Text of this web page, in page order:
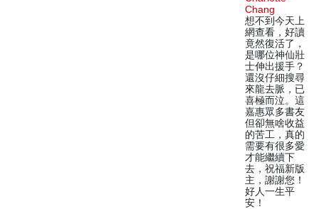
Chang
想不到今天上
網查看，好讀
竟然復活了，
是哪位神仙壯
士伸出援手？
還沒仔細搜尋
來龍去脈，已
喜極而泣。這
嘉惠眾多書友
但卻無啥收益
的苦工，真的
需要有很多愛
才能繼續下
去，祝福新版
主，謝謝您！
好人一生平
安！